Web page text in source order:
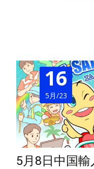
16
5月/23
5月8日中国